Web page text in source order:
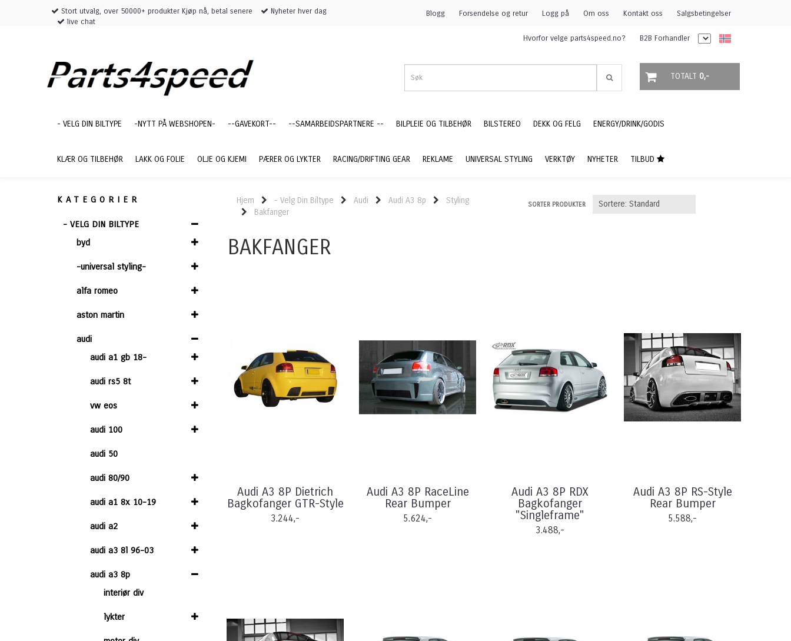
Stort utvalg, over 50000+ produkter Kjøp nå, betal senere
Nyheter hver dag
live chat
Blogg Forsendelse og retur Logg på Om oss Kontakt oss Salgsbetingelser
Hvorfor velge parts4speed.no? B2B Forhandler
TOTALT 0,-
- VELG DIN BILTYPE -NYTT PÅ WEBSHOPEN- --GAVEKORT-- --SAMARBEIDSPARTNERE -- BILPLEIE OG TILBEHØR BILSTEREO DEKK OG FELG ENERGY/DRINK/GODIS
KLÆR OG TILBEHØR LAKK OG FOLIE OLJE OG KJEMI PÆRER OG LYKTER RACING/DRIFTING GEAR REKLAME UNIVERSAL STYLING VERKTØY NYHETER TILBUD
KATEGORIER
- VELG DIN BILTYPE
byd
-universal styling-
alfa romeo
aston martin
audi
audi a1 gb 18-
audi rs5 8t
vw eos
audi 100
audi 50
audi 80/90
audi a1 8x 10-19
audi a2
audi a3 8l 96-03
audi a3 8p
interiør div
lykter
Hjem - Velg Din Biltype Audi Audi A3 8p
Styling
Bakfanger
SORTER PRODUKTER
BAKFANGER
Audi A3 8P Dietrich
Bagkofanger GTR-Style
3.244,-
Audi A3 8P RaceLine
Rear Bumper
5.624,-
Audi A3 8P RDX
Bagkofanger
"Singleframe"
3.488,-
Audi A3 8P RS-Style
Rear Bumper
5.588,-